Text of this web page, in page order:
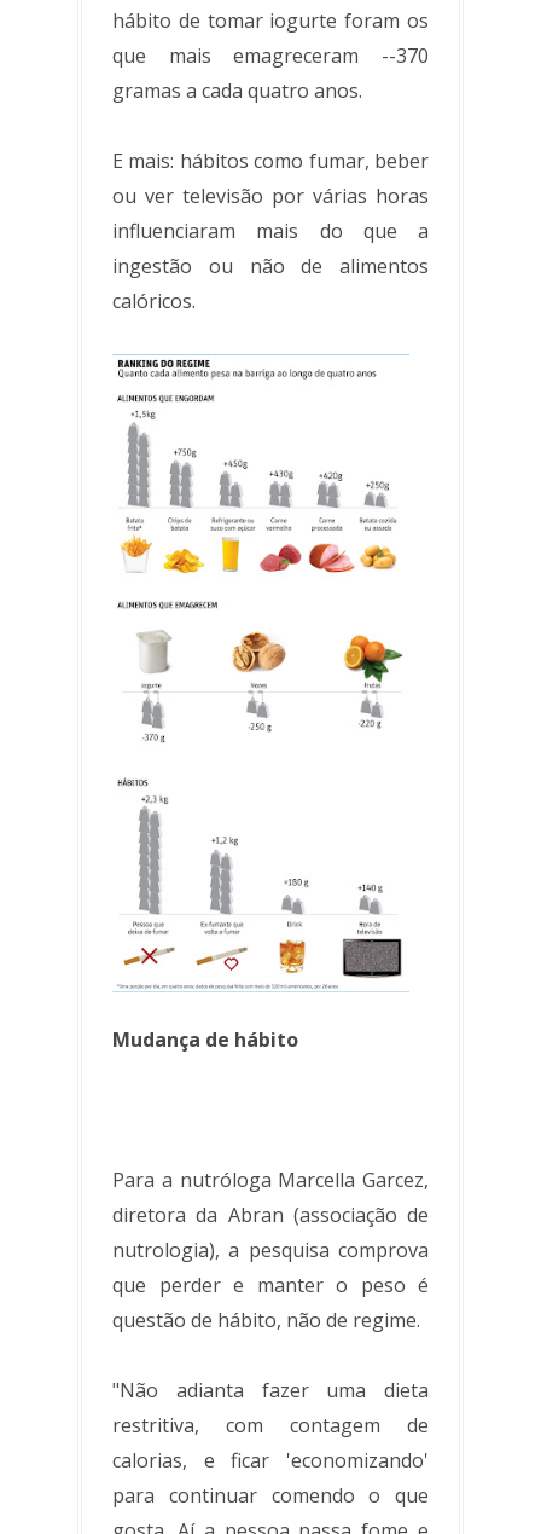
hábito de tomar iogurte foram os
que mais emagreceram --370
gramas a cada quatro anos.
E mais: hábitos como fumar, beber
ou ver televisão por várias horas
influenciaram mais do que a
ingestão ou não de alimentos
calóricos.
Mudança de hábito
Para a nutróloga Marcella Garcez,
diretora da Abran (associação de
nutrologia), a pesquisa comprova
que perder e manter o peso é
questão de hábito, não de regime.
"Não adianta fazer uma dieta
restritiva, com contagem de
calorias, e ficar 'economizando'
para continuar comendo o que